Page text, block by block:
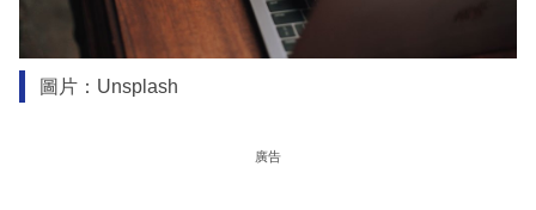
圖片：Unsplash
廣告